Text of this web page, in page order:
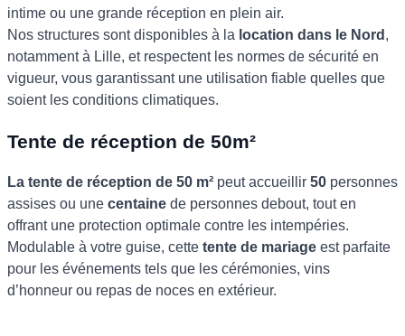
intime ou une grande réception en plein air.
Nos structures sont disponibles à la location dans le Nord ,
notamment à Lille, et respectent les normes de sécurité en
vigueur, vous garantissant une utilisation fiable quelles que
soient les conditions climatiques.
Tente de réception de 50m²
La tente de réception de 50 m² peut accueillir 50 personnes
assises ou une centaine de personnes debout, tout en
offrant une protection optimale contre les intempéries.
Modulable à votre guise, cette tente de mariage est parfaite
pour les événements tels que les cérémonies, vins
d’honneur ou repas de noces en extérieur.